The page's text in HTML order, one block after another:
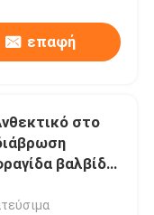
επαφή
στο
βαλβίδας
μεγάλους